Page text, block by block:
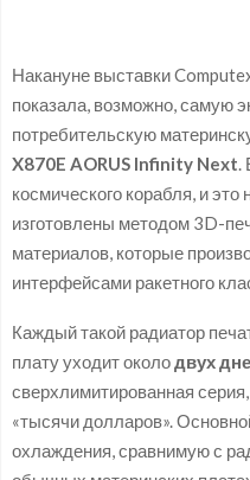
Накануне выставки
показала, возможно, самую
потребительскую
X870E AORUS Infinity Next
космического корабля, и
изготовлены методом 3D-
материалов, которые
интерфейсами ракетного
Каждый такой радиатор
плату уходит около двух
сверхлимитированная
«тысячи долларов».
охлаждения, сравнимую с